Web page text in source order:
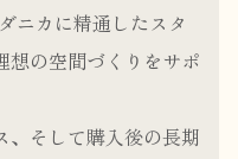
ニカに精通したスタ
想の空間づくりをサポ
、そして購入後の長期